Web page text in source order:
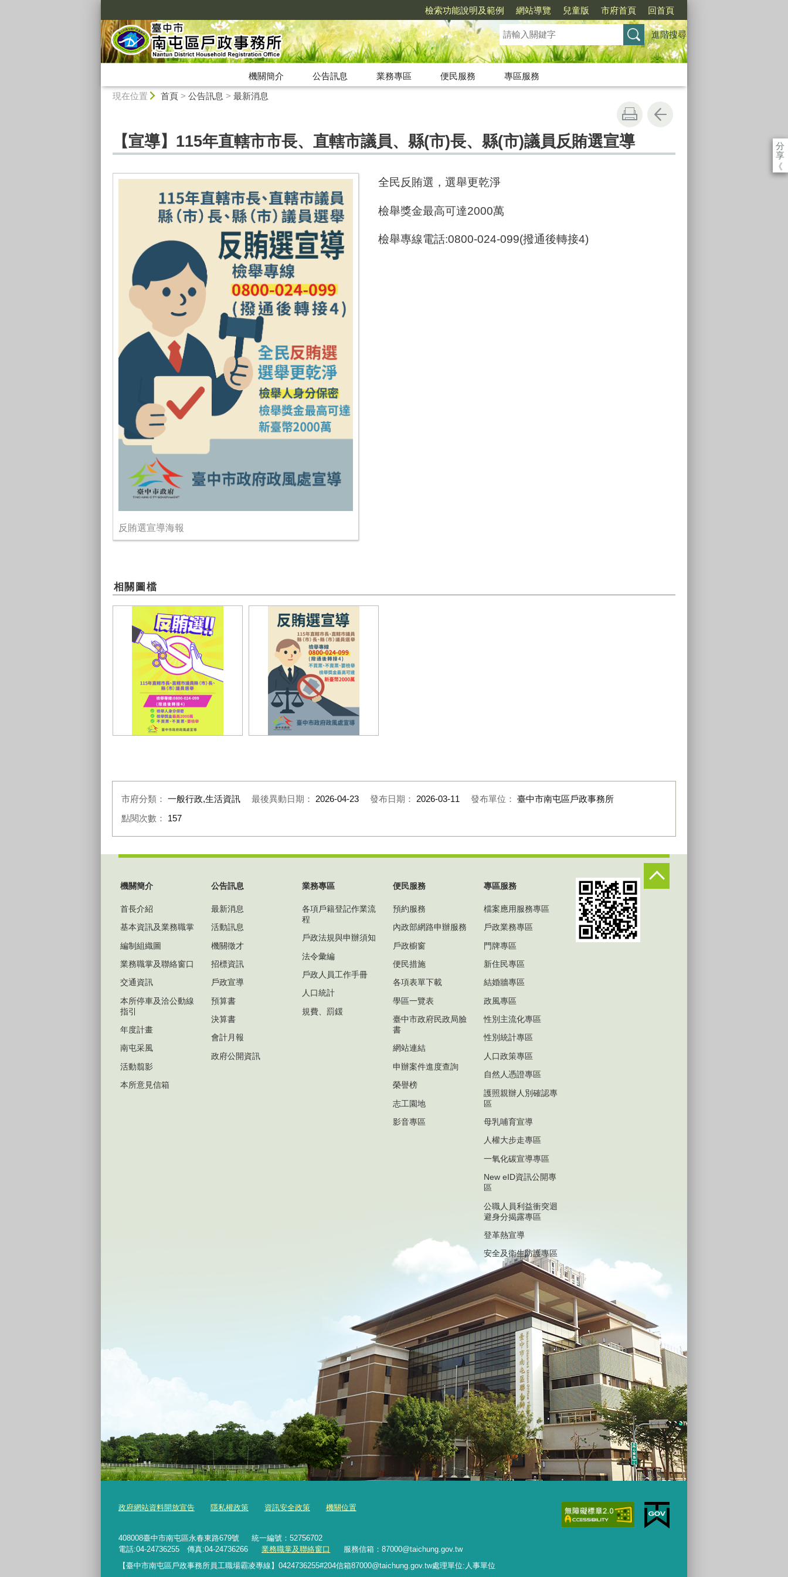
檢索功能說明及範例 網站導覽 兒童版 市府首頁 回首頁
進階搜尋
機關簡介 公告訊息 業務專區 便民服務
專區服務
現在位置 首頁> 公告訊息 > 最新消息
分
享
《
【宣導】115年直轄市市長、直轄市議員、縣(市)長、縣(市)議員反賄選宣導
反賄選宣導海報
全民反賄選，選舉更乾淨
檢舉獎金最高可達2000萬
檢舉專線電話:0800-024-099(撥通後轉接4)
相關圖檔
市府分類： 一般行政,生活資訊 最後異動日期： 2026-04-23 發布日期： 2026-03-11 發布單位： 臺中市南屯區戶政事務所
點閱次數： 157
機關簡介
首長介紹
基本資訊及業務職掌
編制組織圖
業務職掌及聯絡窗口
交通資訊
本所停車及洽公動線
指引
年度計畫
南屯采風
活動翦影
本所意見信箱
公告訊息
最新消息
活動訊息
機關徵才
招標資訊
戶政宣導
預算書
決算書
會計月報
政府公開資訊
業務專區
各項戶籍登記作業流
程
戶政法規與申辦須知
法令彙編
戶政人員工作手冊
人口統計
規費、罰鍰
便民服務
預約服務
內政部網路申辦服務
戶政櫥窗
便民措施
各項表單下載
學區一覽表
臺中市政府民政局臉
書
網站連結
申辦案件進度查詢
榮譽榜
志工園地
影音專區
專區服務
檔案應用服務專區
戶政業務專區
門牌專區
新住民專區
結婚牆專區
政風專區
性別主流化專區
性別統計專區
人口政策專區
自然人憑證專區
護照親辦人別確認專
區
母乳哺育宣導
人權大步走專區
一氧化碳宣導專區
New eID資訊公開專
區
公職人員利益衝突迴
避身分揭露專區
登革熱宣導
安全及衛生防護專區
政府網站資料開放宣告 隱私權政策 資訊安全政策 機關位置
408008臺中市南屯區永春東路679號 統一編號：52756702
電話:04-24736255 傳真:04-24736266
業務職掌及聯絡窗口
服務信箱：87000@taichung.gov.tw
【臺中市南屯區戶政事務所員工職場霸凌專線】 0424736255#204信箱87000@taichung.gov.tw處理單位: 人事單位